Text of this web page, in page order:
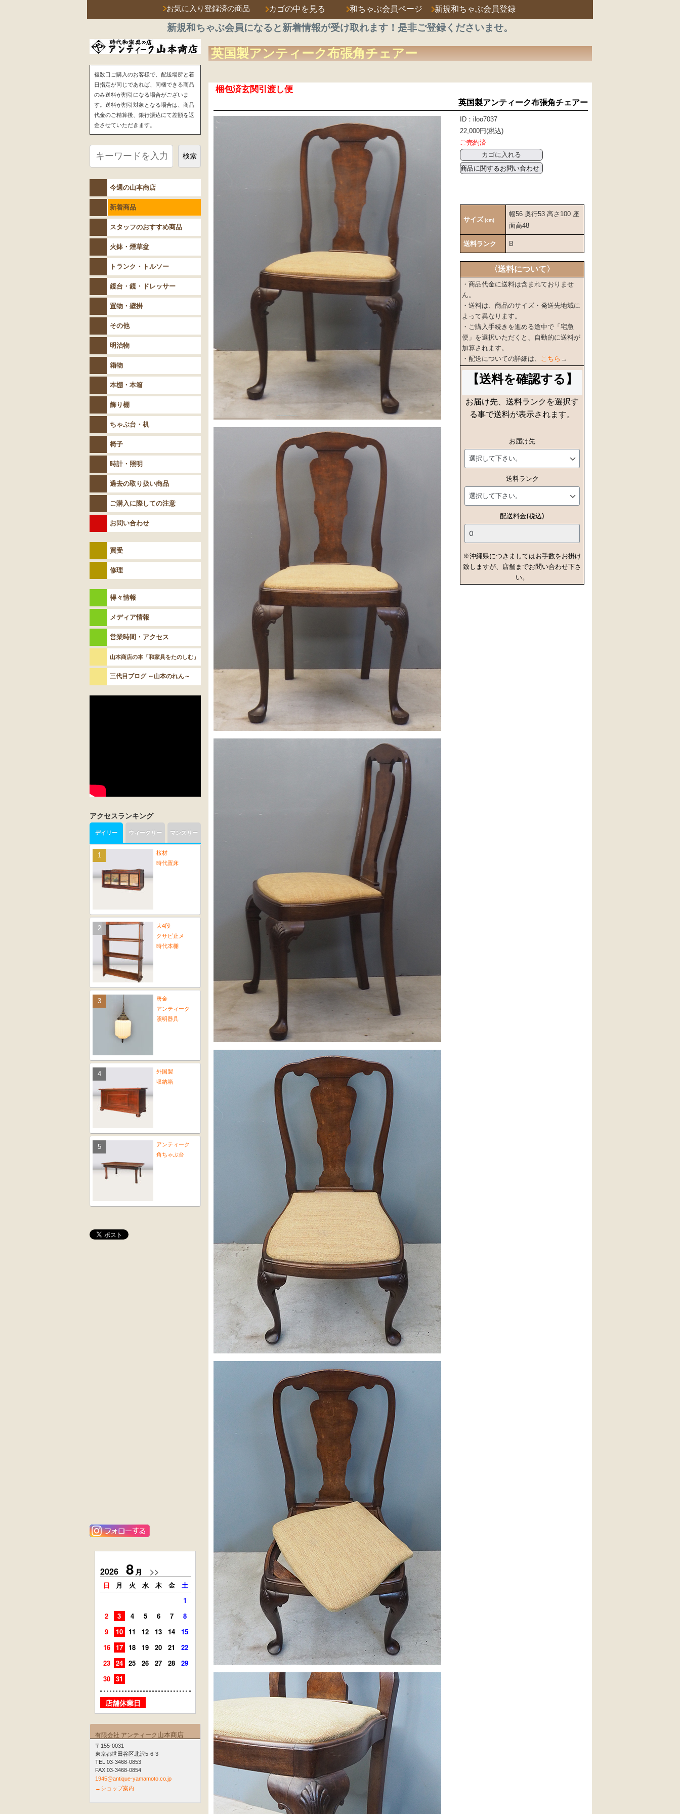
お気に入り登録済の商品 カゴの中を見る 和ちゃぶ会員ページ 新規和ちゃぶ会員登録
新規和ちゃぶ会員になると新着情報が受け取れます！是非ご登録くださいませ。
英国製アンティーク布張角チェアー
英国製アンティーク布張角チェアー
ID：iloo7037
22,000円(税込)
ご売約済
商品に関するお問い合わせ
梱包済玄関引渡し便
サイズ (cm)
幅56 奥行53 高さ100 座
面高48
送料ランク B
複数口ご購入のお客様で、配送場所と着
日指定が同じであれば、同梱できる商品
のみ送料が割引になる場合がございま
す。送料が割引対象となる場合は、商品
代金のご精算後、銀行振込にて差額を返
金させていただきます。
検索
今週の山本商店
新着商品
スタッフのおすすめ商品
火鉢・煙草盆
トランク・トルソー
鏡台・鏡・ドレッサー
置物・壁掛
その他
明治物
箱物
本棚・本箱
飾り棚
ちゃぶ台・机
椅子
時計・照明
過去の取り扱い商品
ご購入に際しての注意
お問い合わせ
買受
修理
得々情報
メディア情報
営業時間・アクセス
山本商店の本「和家具をたのしむ」
三代目ブログ ～山本のれん～
アクセスランキング
デイリー
桜材
時代置床
大4段
クサビ止メ
時代本棚
唐金
アンティーク
照明器具
外国製
収納箱
アンティーク
角ちゃぶ台
ウィークリー マンスリー
2026 8 月 >>
日 月 火 水 木 金
土
1
2
3 4 5 6 7
8
9
10 11 12 13 14
15
16
17 18 19 20 21
22
23
24 25 26 27 28
29
30
31
店舗休業日
2026 9 月 <<
木 金
土
3
5
8 9 10 11
12
16 18
19
22 23 24 25
26
28 29 30
有限会社 アンティーク 山本商店
〒155-0031
東京都世田谷区北沢5-6-3
TEL.03-3468-0853
FAX.03-3468-0854
1945@antique-yamamoto.co.jp
→ショップ案内